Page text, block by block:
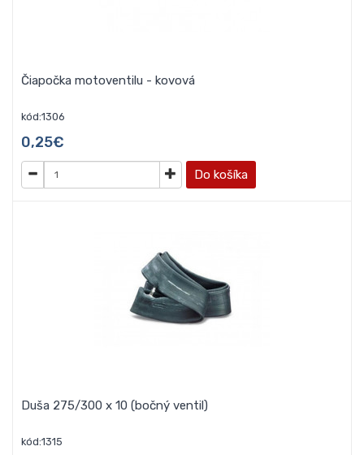
Čiapočka motoventilu - kovová
kód:1306
0,25€
Do košíka
Duša 275/300 x 10 (bočný ventil)
kód:1315